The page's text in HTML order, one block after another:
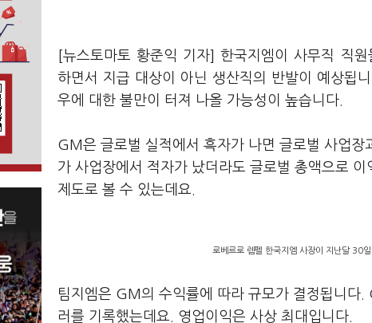
[뉴스토마토 황준익 기자] 한국지엠이 사무직 직
하면서 지급 대상이 아닌 생산직의 반발이 예상됩
우에 대한 불만이 터져 나올 가능성이 높습니다.
GM은 글로벌 실적에서 흑자가 나면 글로벌 사업
가 사업장에서 적자가 났더라도 글로벌 총액으로
제도로 볼 수 있는데요.
로베르로 렘펠 한국지엠 사장이 지난달 30
팀지엠은 GM의 수익률에 따라 규모가 결정됩니
러를 기록했는데요. 영업이익은 사상 최대입니다.